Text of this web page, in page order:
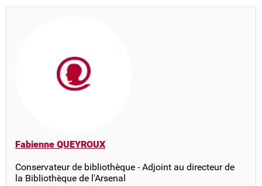
Fabienne QUEYROUX
Conservateur de bibliothèque - Adjoint au directeur de
la Bibliothèque de l'Arsenal